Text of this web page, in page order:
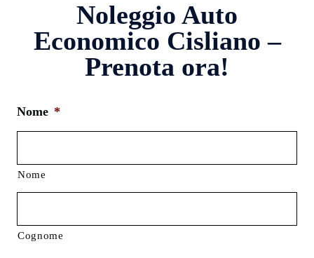
Noleggio Auto
Economico Cisliano –
Prenota ora!
Nome *
Nome
Cognome